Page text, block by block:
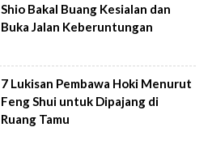
Shio Bakal Buang Kesialan dan
Buka Jalan Keberuntungan
7 Lukisan Pembawa Hoki Menurut
Feng Shui untuk Dipajang di
Ruang Tamu